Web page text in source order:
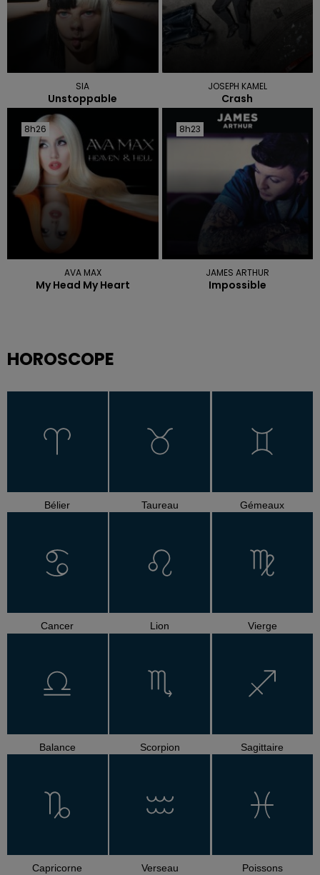
SIA
Unstoppable
JOSEPH KAMEL
Crash
8h26
8h26
AVA MAX
My Head My Heart
8h23
8h23
JAMES ARTHUR
Impossible
HOROSCOPE
Bélier Taureau Gémeaux
Cancer Lion Vierge
Balance Scorpion Sagittaire
Capricorne Verseau Poissons